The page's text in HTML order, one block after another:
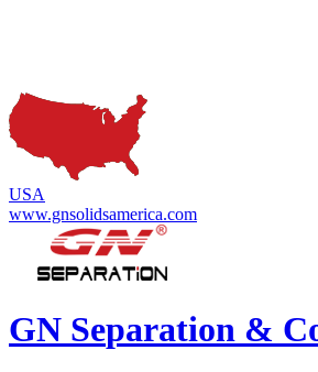
USA
www.gnsolidsamerica.com
GN Separation & C